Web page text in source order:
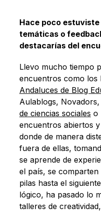
Hace poco estuviste
temáticas o
destacarías del
Llevo mucho tiempo
encuentros como los
Andaluces de Blog
Aulablogs, Novadors,
de ciencias sociales o
encuentros abiertos
donde de manera
fuera de ellas,
se aprende de
el país, se
pilas hasta el
lógico, ha pasado lo
talleres de